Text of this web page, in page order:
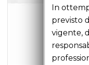
In
previsto
vigente,